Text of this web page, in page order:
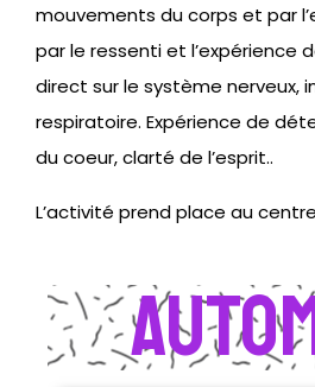
mouvements du corps et par
par le ressenti et l’expérience
direct sur le système nerveux,
respiratoire. Expérience de
du coeur, clarté de l’esprit..
L’activité prend place au